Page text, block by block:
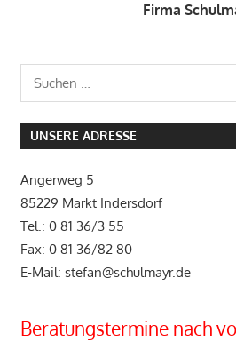
Firma
UNSERE ADRESSE
Angerweg 5
85229 Markt Indersdorf
Tel.: 0 81 36/3 55
Fax: 0 81 36/82 80
E-Mail: stefan@schulmayr.de
Beratungstermine nach